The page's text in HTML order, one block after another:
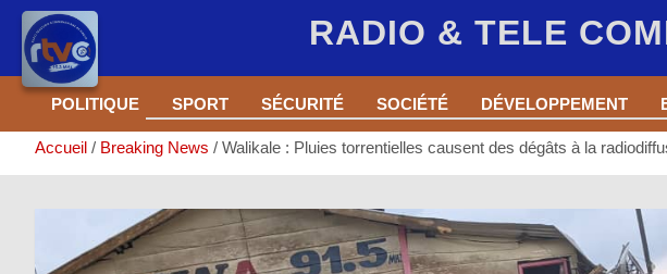
RADIO & TELE
Aller
contenu
POLITIQUE SPORT SÉCURITÉ SOCIÉTÉ DÉVELOPPEMENT
Accueil Breaking News Walikale : Pluies torrentielles causent des dégâts à la